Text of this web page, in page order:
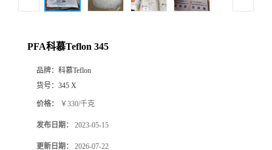
厅
PFA科慕Teflon 345
品牌： 科慕Teflon
货号： 345 X
价格： ￥330/千克
发布日期： 2023-05-15
更新日期： 2026-07-22